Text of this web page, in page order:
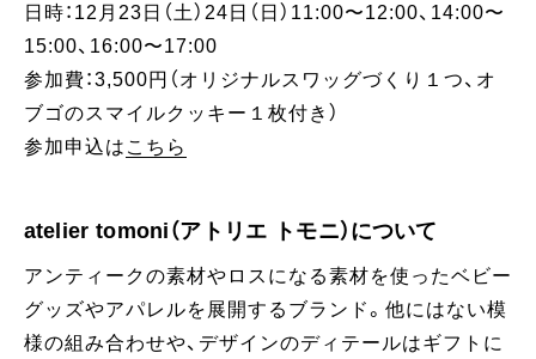
日時：12月23日（土）24日（日）11:00〜12:00、14:00〜
15:00、16:00〜17:00
参加費：3,500円（オリジナルスワッグづくり１つ、オ
ブゴのスマイルクッキー１枚付き）
参加申込は こちら
atelier tomoni（アトリエ トモニ）について
アンティークの素材やロスになる素材を使ったベビー
グッズやアパレルを展開するブランド。他にはない模
様の組み合わせや、デザインのディテールはギフトに